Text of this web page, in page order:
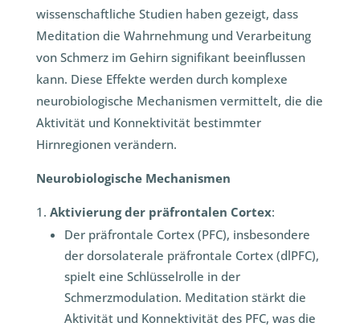
wissenschaftliche Studien haben gezeigt, dass
Meditation die Wahrnehmung und Verarbeitung
von Schmerz im Gehirn signifikant beeinflussen
kann. Diese Effekte werden durch komplexe
neurobiologische Mechanismen vermittelt, die die
Aktivität und Konnektivität bestimmter
Hirnregionen verändern.
Neurobiologische Mechanismen
Aktivierung der präfrontalen Cortex:
Der präfrontale Cortex (PFC), insbesondere
der dorsolaterale präfrontale Cortex (dlPFC),
spielt eine Schlüsselrolle in der
Schmerzmodulation. Meditation stärkt die
Aktivität und Konnektivität des PFC, was die